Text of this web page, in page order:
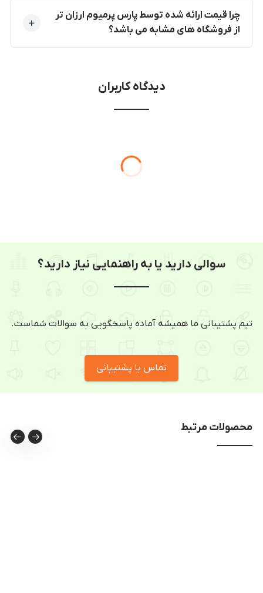
چرا قیمت ارائه شده توسط پارس پرمیوم ارزان تر
از فروشگاه های مشابه می باشد؟
دیدگاه کاربران
سوالی دارید یا به راهنمایی نیاز دارید؟
تیم پشتیبانی ما همیشه آماده پاسخگویی به سوالات شماست.
تماس با پشتیبانی
محصولات مرتبط